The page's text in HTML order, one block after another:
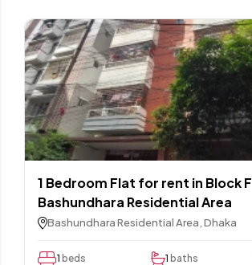
1 Bedroom Flat for rent in Block F
Bashundhara Residential Area
Bashundhara Residential Area, Dhaka
1 beds 1 baths